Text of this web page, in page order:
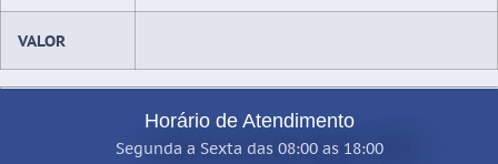
VALOR
Horário de Atendimento
Segunda a Sexta das 08:00 as 18:00